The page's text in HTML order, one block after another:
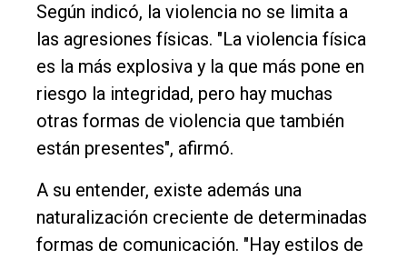
Según indicó, la violencia no se limita a
las agresiones físicas. "La violencia física
es la más explosiva y la que más pone en
riesgo la integridad, pero hay muchas
otras formas de violencia que también
están presentes", afirmó.
A su entender, existe además una
naturalización creciente de determinadas
formas de comunicación. "Hay estilos de